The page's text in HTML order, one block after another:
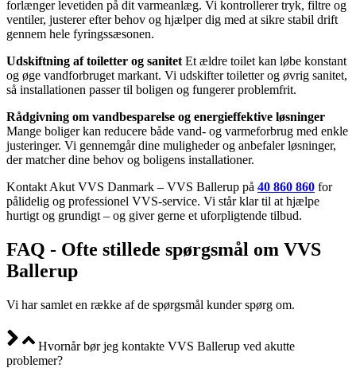
forlænger levetiden på dit varmeanlæg. Vi kontrollerer tryk, filtre og
ventiler, justerer efter behov og hjælper dig med at sikre stabil drift
gennem hele fyringssæsonen.
Udskiftning af toiletter og sanitet Et ældre toilet kan løbe konstant
og øge vandforbruget markant. Vi udskifter toiletter og øvrig sanitet,
så installationen passer til boligen og fungerer problemfrit.
Rådgivning om vandbesparelse og energieffektive løsninger
Mange boliger kan reducere både vand- og varmeforbrug med enkle
justeringer. Vi gennemgår dine muligheder og anbefaler løsninger,
der matcher dine behov og boligens installationer.
Kontakt Akut VVS Danmark – VVS Ballerup på 40 860 860 for
pålidelig og professionel VVS-service. Vi står klar til at hjælpe
hurtigt og grundigt – og giver gerne et uforpligtende tilbud.
FAQ - Ofte stillede spørgsmål om VVS
Ballerup
Vi har samlet en række af de spørgsmål kunder spørg om.
Hvornår bør jeg kontakte VVS Ballerup ved akutte
problemer?